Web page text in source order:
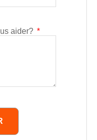
aider?